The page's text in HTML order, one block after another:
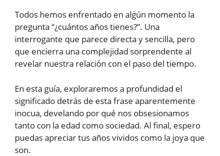
Todos hemos enfrentado en algún momento la
pregunta “¿cuántos años tienes?”. Una
interrogante que parece directa y sencilla, pero
que encierra una complejidad sorprendente al
revelar nuestra relación con el paso del tiempo.
En esta guía, exploraremos a profundidad el
significado detrás de esta frase aparentemente
inocua, develando por qué nos obsesionamos
tanto con la edad como sociedad. Al final, espero
puedas apreciar tus años vividos como la joya que
son.